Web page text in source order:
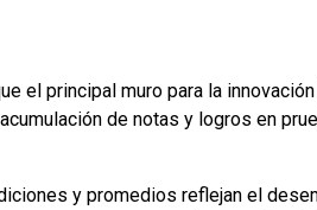
el principal muro para la
de notas y logros en
y promedios reflejan el